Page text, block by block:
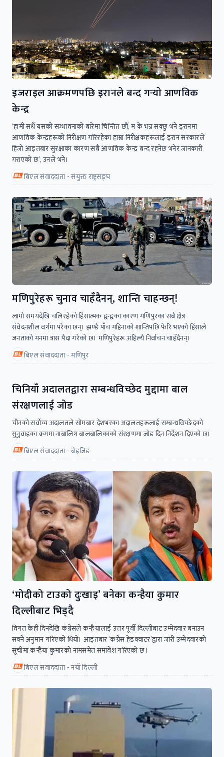
इजराइल आक्रमणपछि इरानले बन्द गर्‍याे आणविक
केन्द्र
‘हामी सधैँ यसको सम्भावनाको बारेमा चिन्तित छौँ, म के भन्न सक्छु भने इरानमा
आणविक केन्द्रहरूको निरीक्षण गरिरहेका हाम्रा निरीक्षकहरूलाई इरान सरकारले
हिजो आइतबार सुरक्षाका कारण सबै आणविक केन्द्र बन्द रहनेछ भनेर जानकारी
गराएको छ’, उनले भने।
बिएल संवाददाता - संयुक्त राष्ट्रसङ्घ
मणिपुरेहरू चुनाव चाहँदैनन्, शान्ति चाहन्छन्!
लामो समयदेखि चलिरहेको हिंसात्मक द्वन्द्वका कारण मणिपुरका सबै क्षेत्र
संवेदनशील वर्गमा परेका छन्। झण्डै पाँच महिनाको शान्तिपछि फेरि भएको हिंसाले
जनताको मनमा त्रास पैदा गरेको छ। मणिपुरेहरू अहिल्यै निर्वाचन चाहँदैनन्।
बिएल संवाददाता - मणिपुर
चिनियाँ अदालतद्वारा सम्बन्धविच्छेद मुद्दामा बाल
संरक्षणलाई जोड
चीनको सर्वोच्च अदालतले सोमबार देशभरका अदालतहरूलाई सम्बन्धविच्छेदको
सुनुवाइका क्रममा नाबालिग बालबालिकाको संरक्षणमा जोड दिन निर्देशन दिएको छ।
बिएल संवाददाता - बेइजिङ
‘मोदीको टाउको दुःखाइ’ बनेका कन्हैया कुमार
दिल्लीबाट भिड्दै
विगत केही दिनदेखि कंग्रेसले कन्हैयालाई उत्तर पूर्वी दिल्लीबाट उम्मेदवार बनाउन
सक्ने अनुमान गरिएको थियो। आइतबार ‘कंग्रेस हेडक्वाटर’द्वारा जारी उम्मेदवारको
सूचीमा कन्हैया कुमारको नामसमेत समावेश गरिएको छ।
बिएल संवाददाता - नयाँ दिल्ली